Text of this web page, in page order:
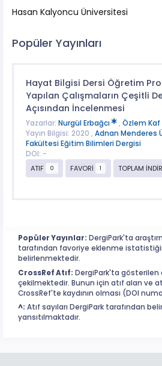
Hasan Kalyoncu Üniversitesi
Popüler Yayınları
Hayat Bilgisi Dersi Öğretim
Yapılan Çalışmaların Çeşitli
Açısından İncelenmesi
Yazarlar: Nurgül Erbağcı , Özlem Kaf
Yayın Bilgisi: 2020 , Adnan Menderes
Fakültesi Eğitim Bilimleri Dergisi
DOI: -
ATIF
0 FAVORİ 1 TOPLAM
Popüler Yayınlar: DergiPark'ta
tarafından favoriye eklenme
belirlenmektedir.
CrossRef Atıf: DergiPark'ta gösterilen
çekilmektedir. Bunun için atıf alan ve
CrossRef'te kaydının olması (DOI
^: Atıf sayıları DergiPark tarafından
yansıtılmaktadır.